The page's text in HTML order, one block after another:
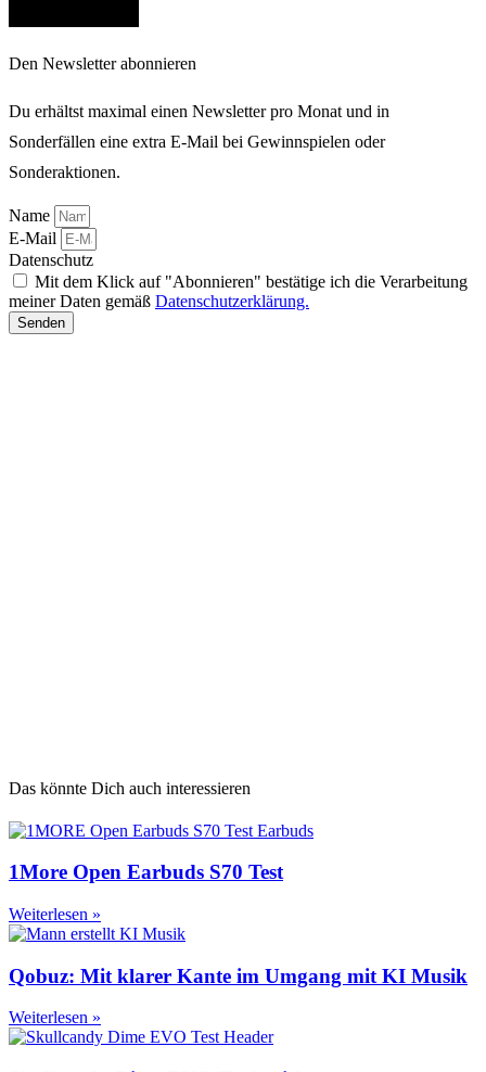
Den Newsletter abonnieren
Du erhältst maximal einen Newsletter pro Monat und in
Sonderfällen eine extra E-Mail bei Gewinnspielen oder
Sonderaktionen.
Name
E-Mail
Datenschutz
Mit dem Klick auf "Abonnieren" bestätige ich die Verarbeitung
meiner Daten gemäß Datenschutzerklärung.
Senden
Das könnte Dich auch interessieren
1More Open Earbuds S70 Test
Weiterlesen »
Qobuz: Mit klarer Kante im Umgang mit KI Musik
Weiterlesen »